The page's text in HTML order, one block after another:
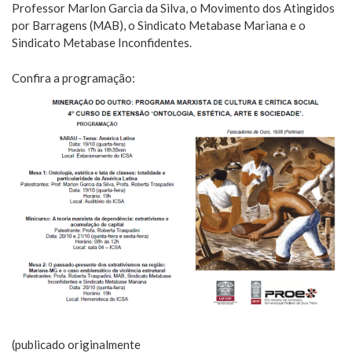
Professor Marlon Garcia da Silva, o Movimento dos Atingidos
por Barragens (MAB), o Sindicato Metabase Mariana e o
Sindicato Metabase Inconfidentes.
Confira a programação:
(publicado originalmente